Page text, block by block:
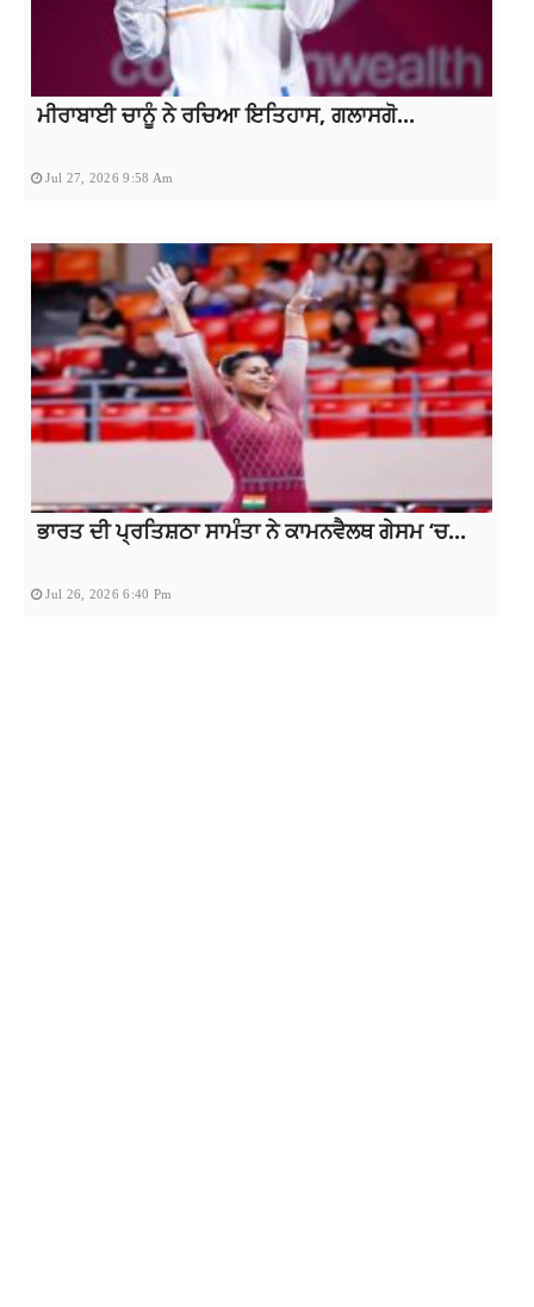
ਮੀਰਾਬਾਈ ਚਾਨੂੰ ਨੇ ਰਚਿਆ ਇਤਿਹਾਸ, ਗਲਾਸਗੋ...
Jul 27, 2026 9:58 Am
ਭਾਰਤ ਦੀ ਪ੍ਰਤਿਸ਼ਠਾ ਸਾਮੰਤਾ ਨੇ ਕਾਮਨਵੈਲਥ ਗੇਸਮ ‘ਚ...
Jul 26, 2026 6:40 Pm